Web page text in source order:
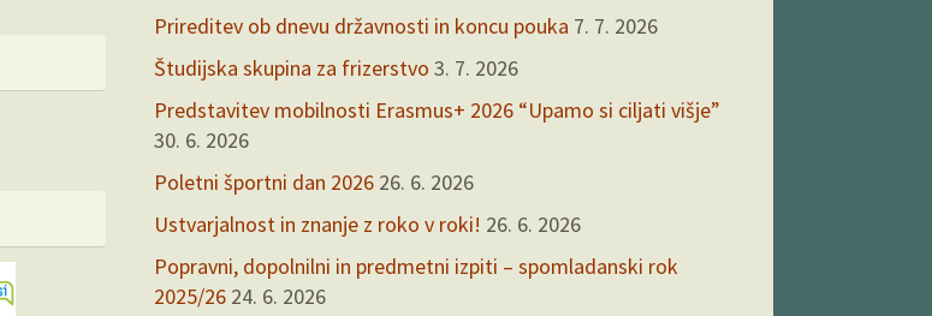
Prireditev ob dnevu državnosti in koncu pouka 7. 7. 2026
Študijska skupina za frizerstvo 3. 7. 2026
Predstavitev mobilnosti Erasmus+ 2026 “Upamo si ciljati višje”
30. 6. 2026
Poletni športni dan 2026 26. 6. 2026
Ustvarjalnost in znanje z roko v roki! 26. 6. 2026
Popravni, dopolnilni in predmetni izpiti – spomladanski rok
2025/26 24. 6. 2026